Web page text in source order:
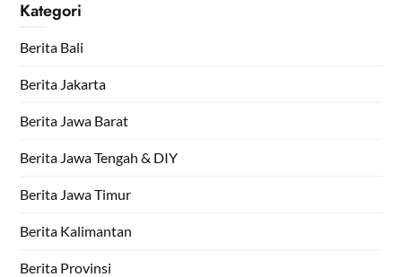
Kategori
Berita Bali
Berita Jakarta
Berita Jawa Barat
Berita Jawa Tengah & DIY
Berita Jawa Timur
Berita Kalimantan
Berita Provinsi